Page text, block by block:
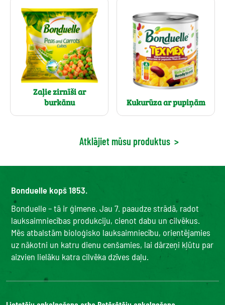
Zaļie zirnīši ar
burkānu
Kukurūza ar pupiņām
Atklājiet mūsu produktus >
Bonduelle kopš 1853.
Bonduelle – tā ir ģimene. Jau 7. paaudze strādā, radot
lauksaimniecības produkciju, cienot dabu un cilvēkus.
Mēs atbalstām bioloģisko lauksaimniecību, orientējamies
uz nākotni un katru dienu cenšamies, lai dārzeņi kļūtu par
aizvien lielāku katra cilvēka dzīves daļu.